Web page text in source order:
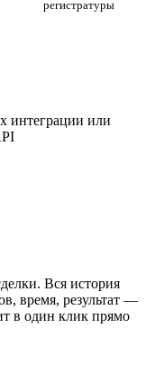
регистратуры
интеграции или
Вся история
время, результат —
в один клик прямо